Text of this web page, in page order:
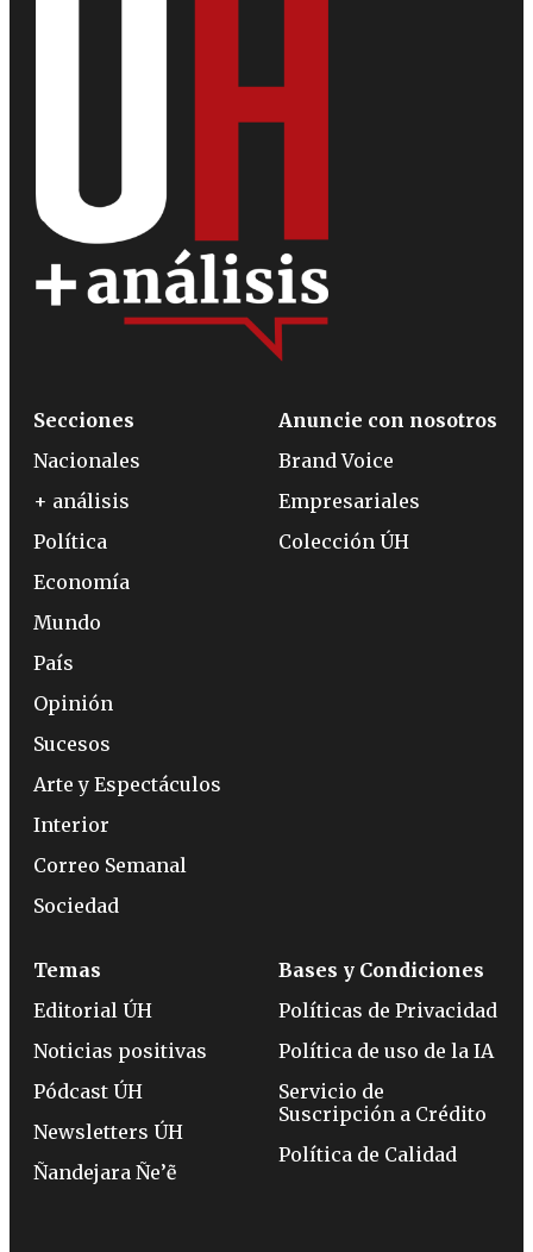
Secciones
Nacionales
+ análisis
Política
Economía
Mundo
País
Opinión
Sucesos
Arte y Espectáculos
Interior
Correo Semanal
Sociedad
Anuncie con nosotros
Brand Voice
Empresariales
Colección ÚH
Temas
Editorial ÚH
Noticias positivas
Pódcast ÚH
Newsletters ÚH
Ñandejara Ñe’ẽ
Bases y Condiciones
Políticas de Privacidad
Política de uso de la IA
Servicio de
Suscripción a Crédito
Política de Calidad